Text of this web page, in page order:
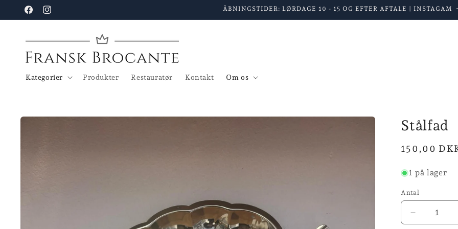
Gå til
indhold
FacebookInstagram
ÅBNINGSTIDER: LØRDAGE 10 - 15 OG EFTER AFTALE | INSTAGAM
Kategorier Produkter Restauratør Kontakt Om os
Stålfad
Normalpris
150,00
1 på lager
Antal
Reducer